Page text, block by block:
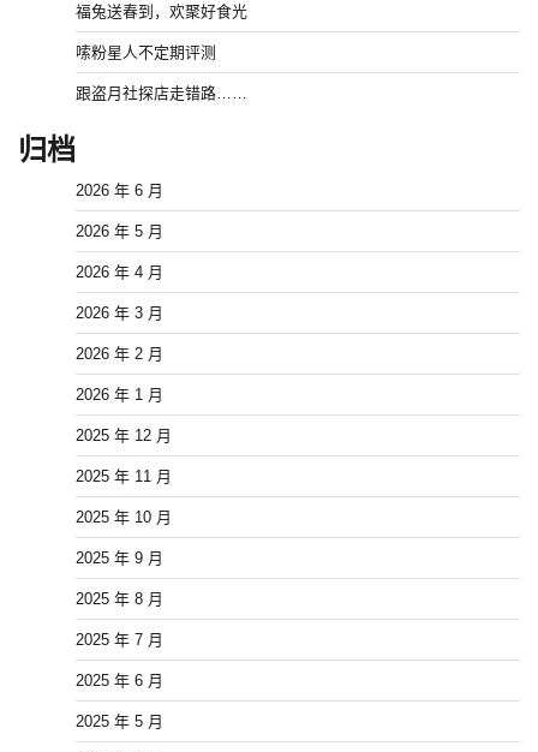
福兔送春到，欢聚好食光
嗦粉星人不定期评测
跟盗月社探店走错路……
归档
2026 年 6 月
2026 年 5 月
2026 年 4 月
2026 年 3 月
2026 年 2 月
2026 年 1 月
2025 年 12 月
2025 年 11 月
2025 年 10 月
2025 年 9 月
2025 年 8 月
2025 年 7 月
2025 年 6 月
2025 年 5 月